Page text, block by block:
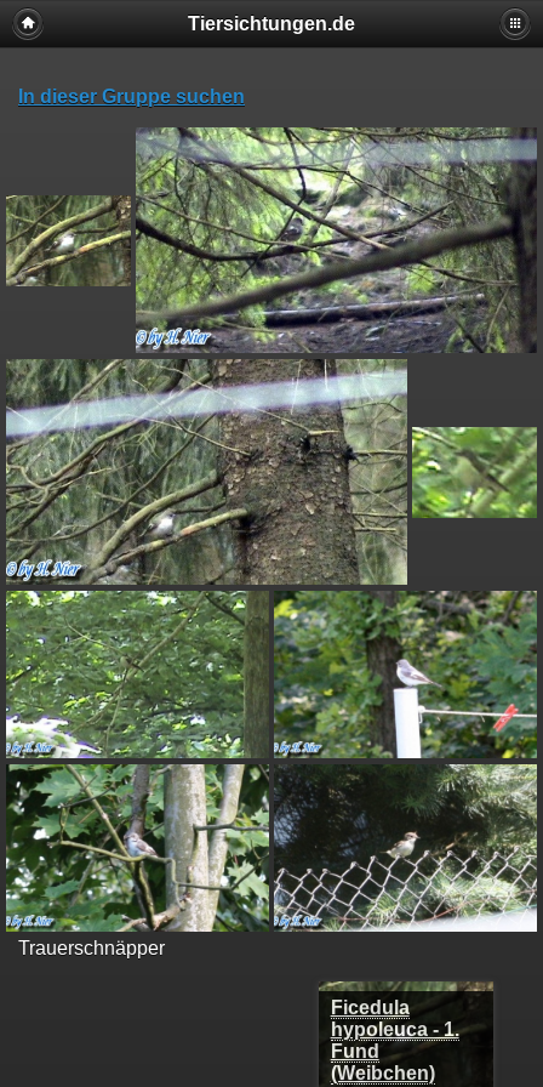
Tiersichtungen.de
In dieser Gruppe suchen
Trauerschnäpper